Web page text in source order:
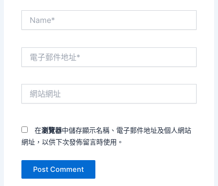
在瀏覽器中儲存顯示名稱、電子郵件地址及個人網站
網址，以供下次發佈留言時使用。